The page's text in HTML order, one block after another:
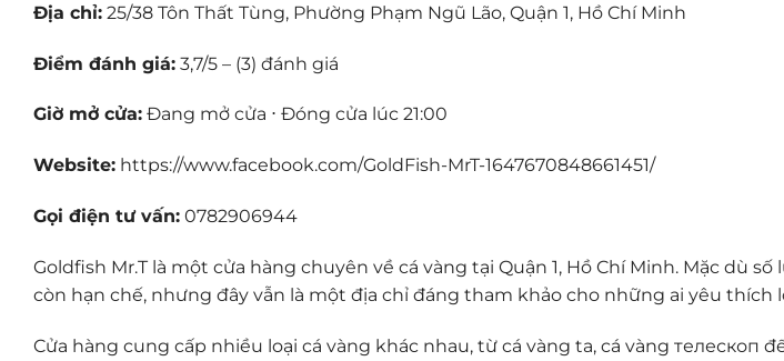
Địa chỉ: 25/38 Tôn Thất Tùng, Phường Phạm Ngũ Lão, Quận 1, Hồ Chí Minh
Điểm đánh giá: 3,7/5 – (3) đánh giá
Giờ mở cửa: Đang mở cửa ⋅ Đóng cửa lúc 21:00
Website: https://www.facebook.com/GoldFish-MrT-1647670848661451/
Gọi điện tư vấn: 0782906944
Goldfish Mr.T là một cửa hàng chuyên về cá vàng tại Quận 1, Hồ Chí Minh. Mặc dù
còn hạn chế, nhưng đây vẫn là một địa chỉ đáng tham khảo cho những ai yêu thích
Cửa hàng cung cấp nhiều loại cá vàng khác nhau, từ cá vàng ta, cá vàng телескоп